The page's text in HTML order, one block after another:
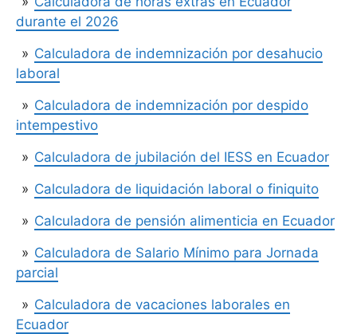
durante el 2026
Calculadora de indemnización por desahucio
laboral
Calculadora de indemnización por despido
intempestivo
Calculadora de jubilación del IESS en Ecuador
Calculadora de liquidación laboral o finiquito
Calculadora de pensión alimenticia en Ecuador
Calculadora de Salario Mínimo para Jornada
parcial
Calculadora de vacaciones laborales en
Ecuador